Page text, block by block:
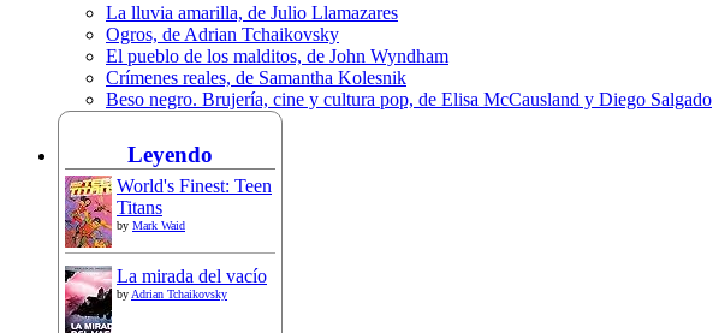
La lluvia amarilla, de Julio Llamazares
Ogros, de Adrian Tchaikovsky
El pueblo de los malditos, de John Wyndham
Crímenes reales, de Samantha Kolesnik
Beso negro. Brujería, cine y cultura pop, de Elisa McCausland y Diego Salgado
Leyendo
World's Finest: Teen
Titans
by Mark Waid
La mirada del vacío
byAdrian Tchaikovsky